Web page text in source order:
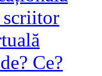
scriitor
Ce?